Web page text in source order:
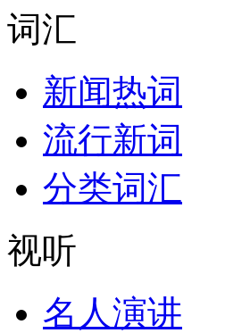
词汇
新闻热词
流行新词
分类词汇
视听
名人演讲